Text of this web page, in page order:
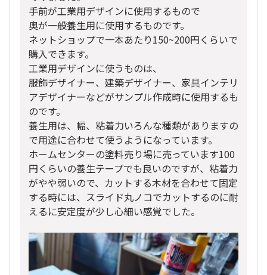
手前が工業用デザインに使用するもので
奥が一般養生用に使用するものです。
ネットショップで一本あたり150~200円くらいで
購入できます。
工業用デザインに使うものは、
服飾デザイナー、建築デザイナー、家具インテリ
アデザイナーなどがサンプル作成時に使用するも
のです。
養生用は、幅、粘着力いろんな種類がありますの
で用途に合わせて使うようになっています。
ホームセンターの塗料売り場に売っています100
円くらいの養生テープでも良いのですが、粘着力
がやや弱いので、カットする木材を合わせて固定
する時には、スライド丸ノコでカットするのに耐
えるに安定度が少し心細い感覚でした。